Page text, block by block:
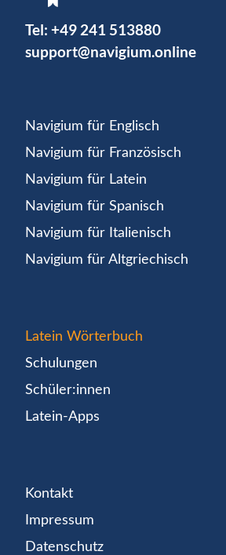
Tel: +49 241 513880
support@navigium.online
Navigium für Englisch
Navigium für Französisch
Navigium für Latein
Navigium für Spanisch
Navigium für Italienisch
Navigium für Altgriechisch
Latein Wörterbuch
Schulungen
Schüler:innen
Latein-Apps
Kontakt
Impressum
Datenschutz